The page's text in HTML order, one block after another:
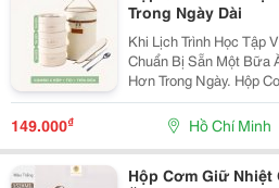
Trong Ngày Dài
Khi Lịch Trình Học Tập
Chuẩn Bị Sẵn Một Bữa
Hơn Trong Ngày. Hộp
Lợi, Hỗ Trợ Mang Theo
Những Người Thường
149.000₫ Hồ Chí Minh
Hộp Cơm Giữ